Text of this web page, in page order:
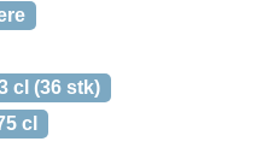
cl (36 stk)
cl